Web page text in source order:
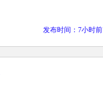
发布时间：7小时前